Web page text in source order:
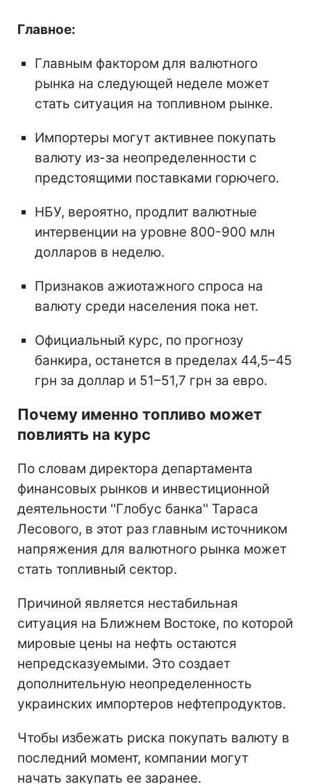
Главное:
Главным фактором для валютного
рынка на следующей неделе может
стать ситуация на топливном рынке.
Импортеры могут активнее покупать
валюту из-за неопределенности с
предстоящими поставками горючего.
НБУ, вероятно, продлит валютные
интервенции на уровне 800-900 млн
долларов в неделю.
Признаков ажиотажного спроса на
валюту среди населения пока нет.
Официальный курс, по прогнозу
банкира, останется в пределах 44,5–45
грн за доллар и 51–51,7 грн за евро.
Почему именно топливо может
повлиять на курс
По словам директора департамента
финансовых рынков и инвестиционной
деятельности ''Глобус банка'' Тараса
Лесового, в этот раз главным источником
напряжения для валютного рынка может
стать топливный сектор.
Причиной является нестабильная
ситуация на Ближнем Востоке, по которой
мировые цены на нефть остаются
непредсказуемыми. Это создает
дополнительную неопределенность
украинских импортеров нефтепродуктов.
Чтобы избежать риска покупать валюту в
последний момент, компании могут
начать закупать ее заранее.